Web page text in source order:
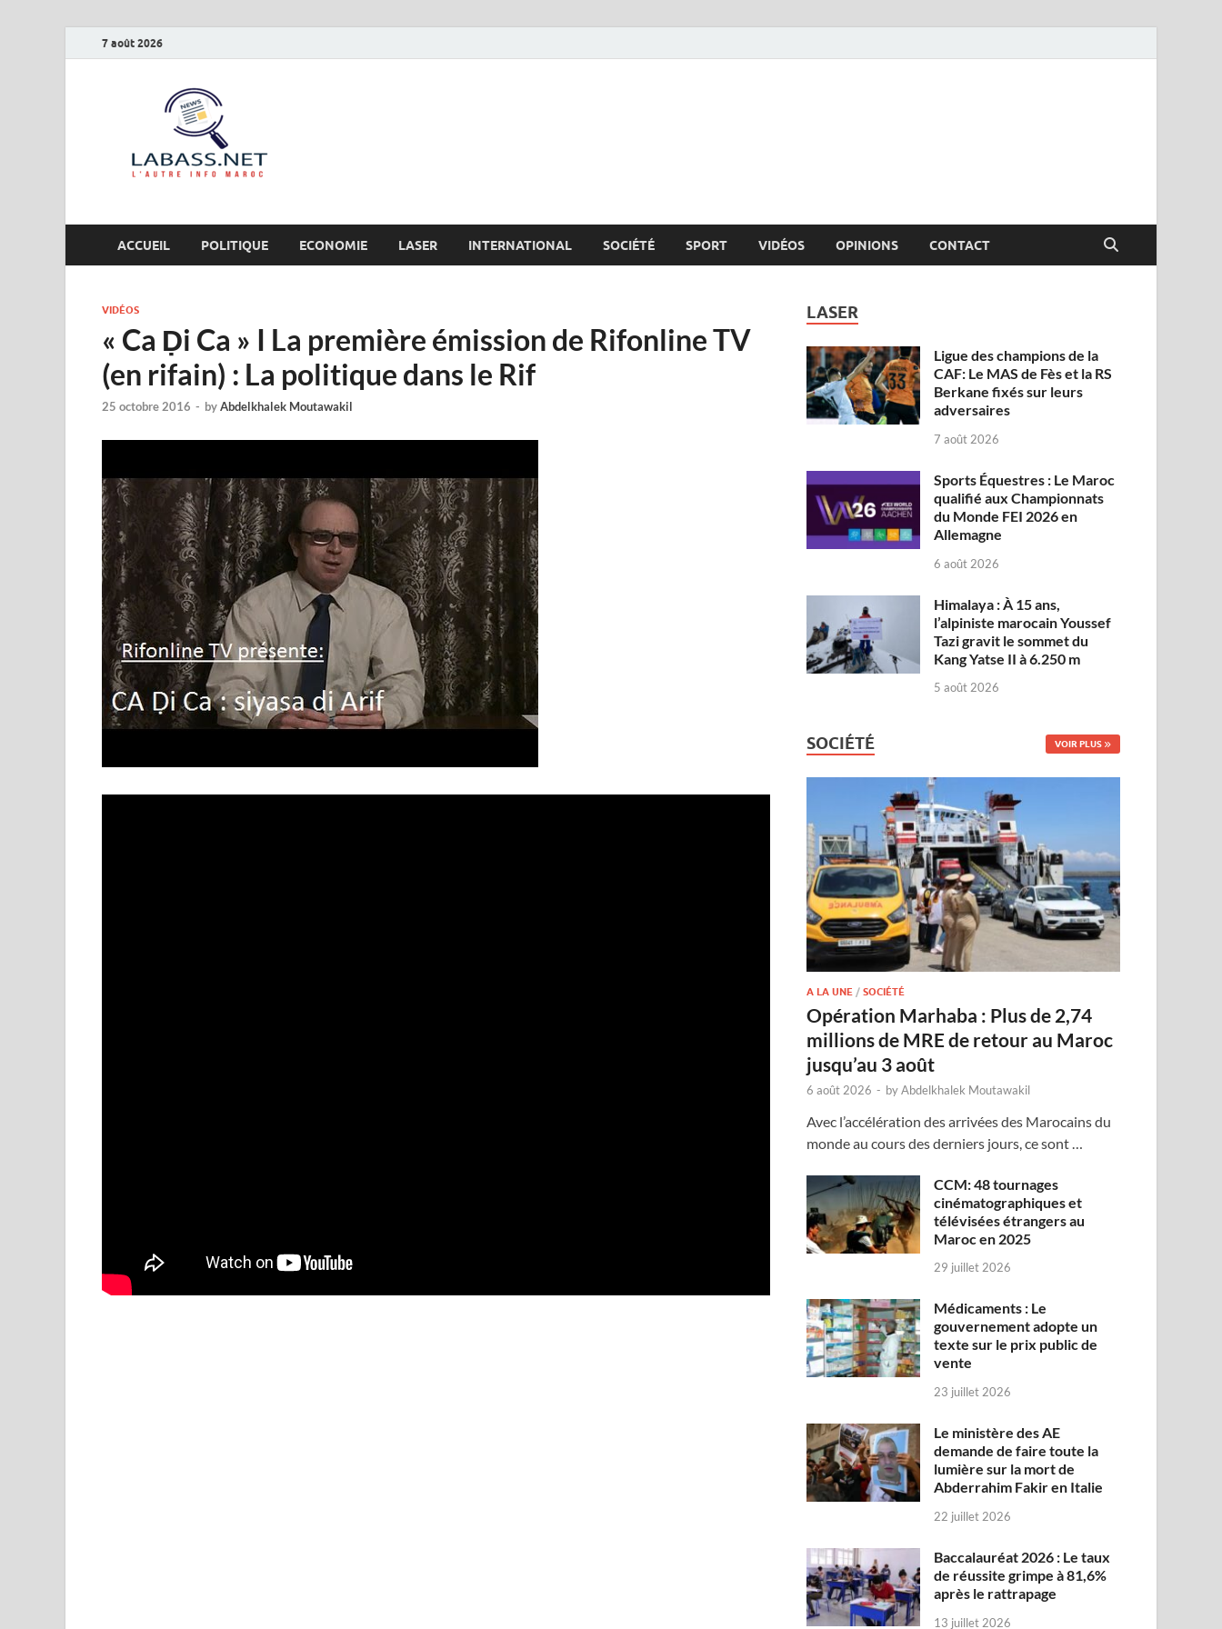
7 août 2026
ACCUEIL POLITIQUE ECONOMIE LASER INTERNATIONAL SOCIÉTÉ SPORT VIDÉOS OPINIONS CONTACT
VIDÉOS
« Ca Ḍi Ca » I La première émission de Rifonline TV
(en rifain) : La politique dans le Rif
25 octobre 2016 - byAbdelkhalek Moutawakil
LASER
Ligue des champions de la
CAF: Le MAS de Fès et la RS
Berkane fixés sur leurs
adversaires
7 août 2026
Sports Équestres : Le Maroc
qualifié aux Championnats
du Monde FEI 2026 en
Allemagne
6 août 2026
Himalaya : À 15 ans,
l’alpiniste marocain Youssef
Tazi gravit le sommet du
Kang Yatse II à 6.250 m
5 août 2026
SOCIÉTÉ VOIR PLUS
A LA UNE /SOCIÉTÉ
Opération Marhaba : Plus de 2,74
millions de MRE de retour au Maroc
jusqu’au 3 août
6 août 2026 - byAbdelkhalek Moutawakil
Avec l’accélération des arrivées des Marocains du
monde au cours des derniers jours, ce sont …
CCM: 48 tournages
cinématographiques et
télévisées étrangers au
Maroc en 2025
29 juillet 2026
Médicaments : Le
gouvernement adopte un
texte sur le prix public de
vente
23 juillet 2026
Le ministère des AE
demande de faire toute la
lumière sur la mort de
Abderrahim Fakir en Italie
22 juillet 2026
Baccalauréat 2026 : Le taux
de réussite grimpe à 81,6%
après le rattrapage
13 juillet 2026